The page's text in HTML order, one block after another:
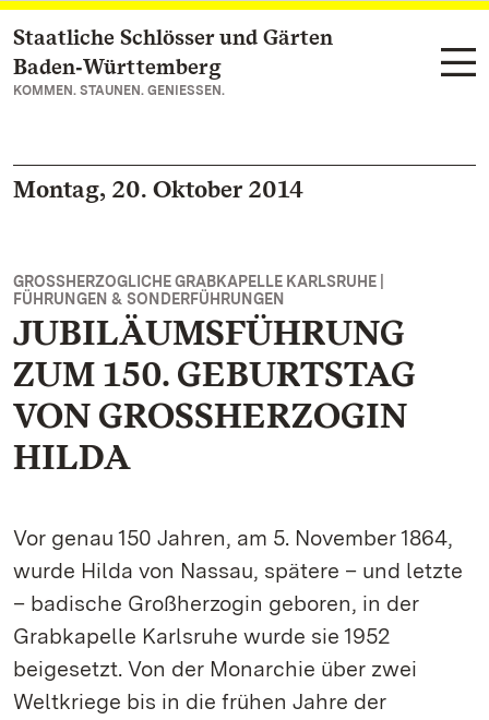
Zum Hauptinhalt springen
Staatliche Schlösser und Gärten
Baden‑Württemberg
KOMMEN. STAUNEN. GENIESSEN.
Montag, 20. Oktober 2014
GROSSHERZOGLICHE GRABKAPELLE KARLSRUHE |
FÜHRUNGEN & SONDERFÜHRUNGEN
JUBILÄUMSFÜHRUNG
ZUM 150. GEBURTSTAG
VON GROSSHERZOGIN
HILDA
Vor genau 150 Jahren, am 5. November 1864,
wurde Hilda von Nassau, spätere – und letzte
– badische Großherzogin geboren, in der
Grabkapelle Karlsruhe wurde sie 1952
beigesetzt. Von der Monarchie über zwei
Weltkriege bis in die frühen Jahre der